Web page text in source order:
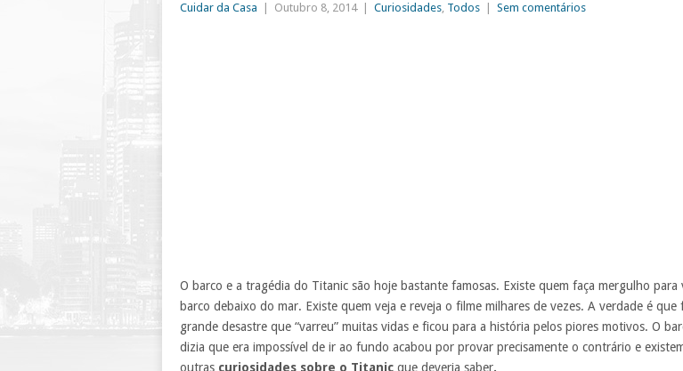
Cuidar da Casa Outubro 8, 2014 Curiosidades, Todos Sem comentários
O barco e a tragédia do Titanic são hoje bastante famosas. Existe quem faça mergulho para
barco debaixo do mar. Existe quem veja e reveja o filme milhares de vezes. A verdade é que
grande desastre que “varreu” muitas vidas e ficou para a história pelos piores motivos. O
dizia que era impossível de ir ao fundo acabou por provar precisamente o contrário e
outras curiosidades sobre o Titanic que deveria saber.